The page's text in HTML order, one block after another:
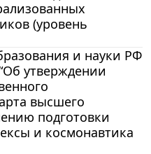
(уровень
и науки РФ
утверждении
высшего
подготовки
и космонавтика